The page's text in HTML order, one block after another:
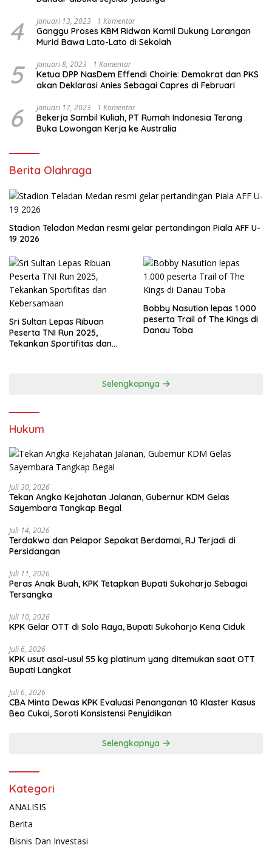
4 Januari 13, 2023 1 Komentar
Ganggu Proses KBM Ridwan Kamil Dukung Larangan
Murid Bawa Lato-Lato di Sekolah
5 Januari 8, 2023 1 Komentar
Ketua DPP NasDem Effendi Choirie: Demokrat dan PKS
akan Deklarasi Anies Sebagai Capres di Februari
6 Januari 17, 2023 1 Komentar
Bekerja Sambil Kuliah, PT Rumah Indonesia Terang
Buka Lowongan Kerja ke Australia
Berita Olahraga
Stadion Teladan Medan resmi gelar pertandingan Piala AFF U-
19 2026
Sri Sultan Lepas Ribuan
Peserta TNI Run 2025,
Tekankan Sportifitas dan
Bobby Nasution lepas 1.000
peserta Trail of The Kings di
Danau Toba
Selengkapnya
Hukum
Juli 30, 2026
Tekan Angka Kejahatan Jalanan, Gubernur KDM Gelas
Sayembara Tangkap Begal
Juli 14, 2026
Terdakwa dan Pelapor Sepakat Berdamai, RJ Terjadi di
Persidangan
Juli 11, 2026
Peras Anak Buah, KPK Tetapkan Bupati Sukoharjo Sebagai
Tersangka
Juli 10, 2026
KPK Gelar OTT di Solo Raya, Bupati Sukoharjo Kena Ciduk
Juli 6, 2026
KPK usut asal-usul 55 kg platinum yang ditemukan saat OTT
Bupati Langkat
Juli 6, 2026
CBA Minta Dewas KPK Evaluasi Penanganan 10 Klaster Kasus
Bea Cukai, Soroti Konsistensi Penyidikan
Selengkapnya
Kategori
ANALISIS
Berita
Bisnis Dan Investasi